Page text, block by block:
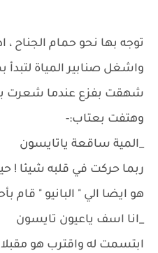
توجه بها نحو حمام الجناح ،
واشغل صنابير المياة لتبدأ
شهقت بفزع عندما شعرت
وهتفت بعتاب:-
_المية ساقعة ياتايسون
ربما حركت في قلبه شيئا !
هو ايضا الي " البانيو " قام
_انا اسف ياعيون تايسون
ابتسمت له واقترب هو